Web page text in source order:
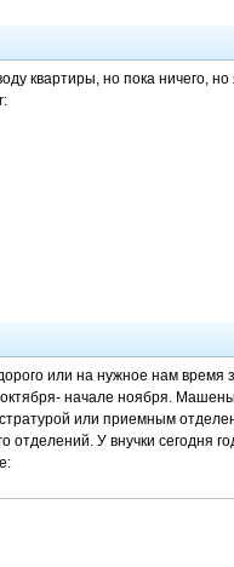
квартиры, но пока ничего,
или на нужное нам время
октября- начале ноября.
или приемным
отделений. У внучки сегодня